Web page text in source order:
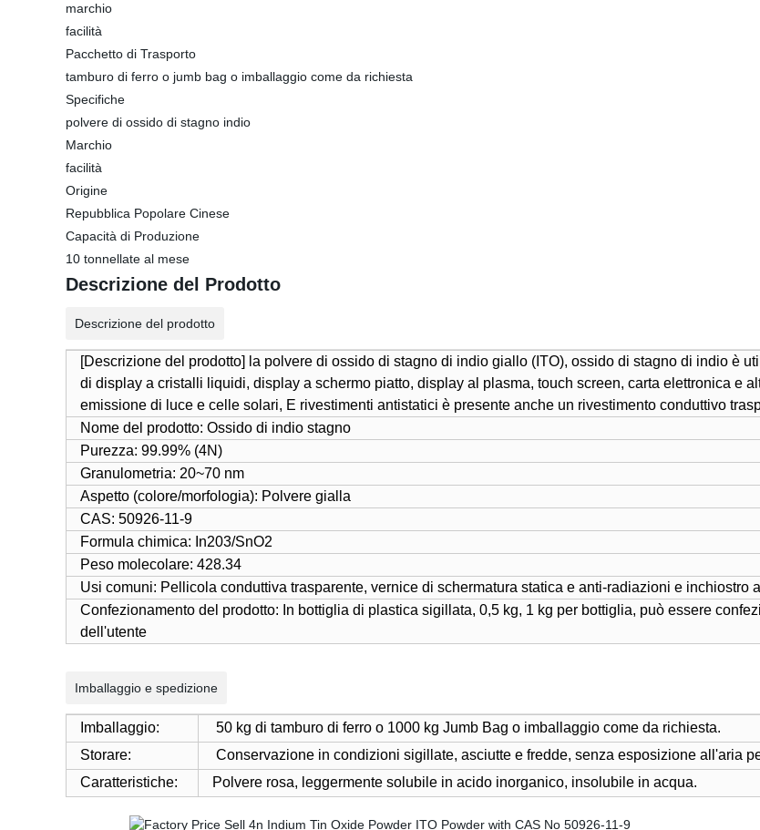
marchio
facilità
Pacchetto di Trasporto
tamburo di ferro o jumb bag o imballaggio come da richiesta
Specifiche
polvere di ossido di stagno indio
Marchio
facilità
Origine
Repubblica Popolare Cinese
Capacità di Produzione
10 tonnellate al mese
Descrizione del Prodotto
Descrizione del prodotto
[Descrizione del prodotto] la polvere di ossido di stagno di indio giallo (ITO), ossido di stagno di indio è
di display a cristalli liquidi, display a schermo piatto, display al plasma, touch screen, carta elettronica e
emissione di luce e celle solari, E rivestimenti antistatici è presente anche un rivestimento conduttivo
Nome del prodotto: Ossido di indio stagno
Purezza: 99.99% (4N)
Granulometria: 20~70 nm
Aspetto (colore/morfologia): Polvere gialla
CAS: 50926-11-9
Formula chimica: In203/SnO2
Peso molecolare: 428.34
Usi comuni: Pellicola conduttiva trasparente, vernice di schermatura statica e anti-radiazioni e inchiostro
Confezionamento del prodotto: In bottiglia di plastica sigillata, 0,5 kg, 1 kg per bottiglia, può essere
dell'utente
Imballaggio e spedizione
Imballaggio:
50 kg di tamburo di ferro o 1000 kg Jumb Bag o imballaggio come da richiesta.
Storare:
Conservazione in condizioni sigillate, asciutte e fredde, senza esposizione all'aria
Caratteristiche:
Polvere rosa, leggermente solubile in acido inorganico, insolubile in acqua.